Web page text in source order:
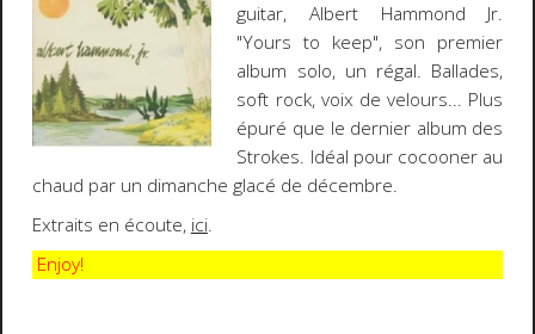
guitar,Albert Hammond Jr.
"Yours to keep", son premier
album solo, un régal. Ballades,
soft rock, voix de velours... Plus
épuré que le dernier album des
Strokes. Idéal pour cocooner au
chaud par un dimanche glacé de décembre.
Extraits en écoute, ici.
Enjoy!